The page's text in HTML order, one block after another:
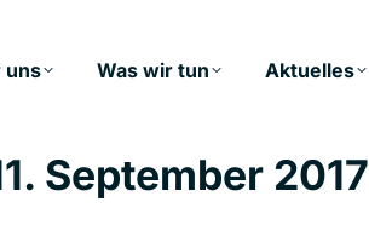
uns Was wir tun Aktuelles
September 2017